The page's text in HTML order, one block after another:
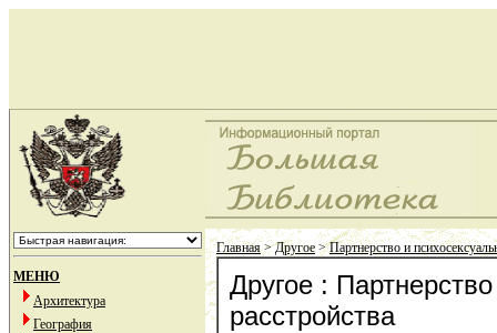
МЕНЮ
Архитектура
География
Главная>Другое>Партнерство и
Другое :
расстройства